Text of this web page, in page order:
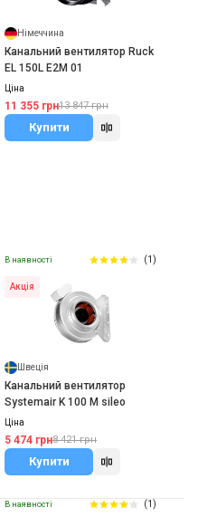
Німеччина
Канальний вентилятор Ruck
EL 150L E2M 01
Ціна
11 355 грн13 847 грн
Купити
В наявності (1)
Акція
Швеція
Канальний вентилятор
Systemair K 100 M sileo
Ціна
5 474 грн8 421 грн
Купити
В наявності (1)